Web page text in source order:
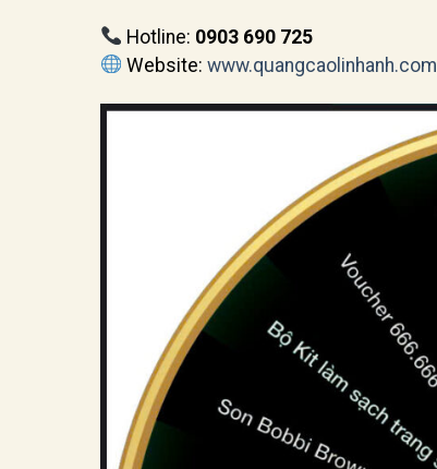
Hotline: 0903 690 725
Website:www.quangcaolinhanh.com